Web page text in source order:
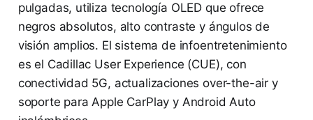
pulgadas, utiliza tecnología OLED que ofrece
negros absolutos, alto contraste y ángulos de
visión amplios. El sistema de infoentretenimiento
es el Cadillac User Experience (CUE), con
conectividad 5G, actualizaciones over-the-air y
soporte para Apple CarPlay y Android Auto